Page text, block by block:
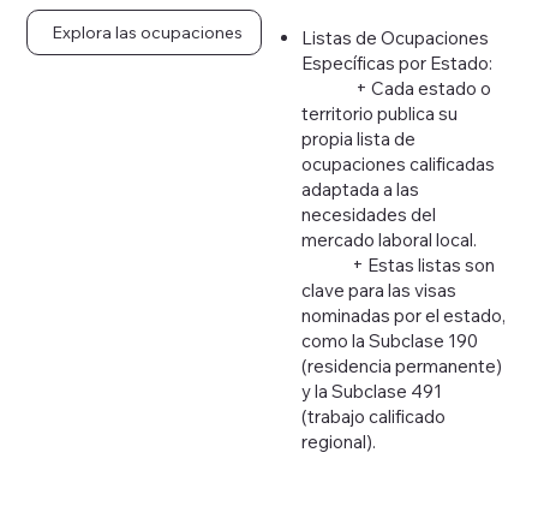
Explora las ocupaciones
Listas de Ocupaciones
Específicas por Estado:
+ Cada estado o
territorio publica su
propia lista de
ocupaciones calificadas
adaptada a las
necesidades del
mercado laboral local.
+ Estas listas son
clave para las visas
nominadas por el estado,
como la Subclase 190
(residencia permanente)
y la Subclase 491
(trabajo calificado
regional).